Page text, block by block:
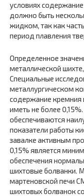
условиях
должно быть
жидком, так как
период плавления
Определенное
металлической
Специальные
металлургическом
содержание кремния
иметь не более
обеспечиваются
показатели работы
завалке активным
0,15% является
обеспечения
шихтовые болванки.
мартеновской печи
шихтовых болванок